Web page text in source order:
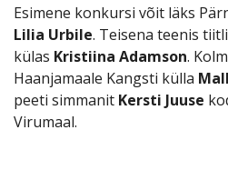
Esimene konkursi võit läks
Lilia Urbile. Teisena teenis
külas Kristiina Adamson.
Haanjamaale Kangsti külla
peeti simmanit Kersti Juuse
Virumaal.